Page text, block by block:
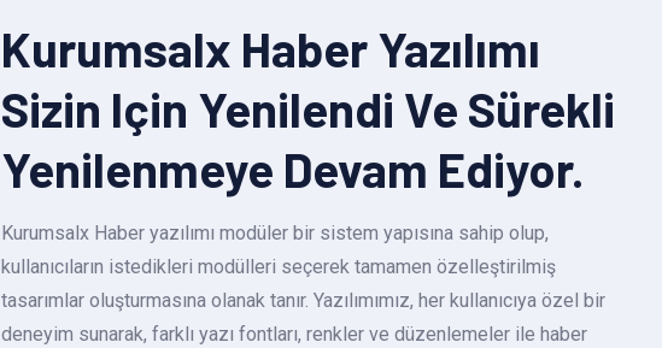
Kurumsalx Haber Yazılımı
Sizin Için Yenilendi Ve Sürekli
Yenilenmeye Devam Ediyor.
Kurumsalx Haber yazılımı modüler bir sistem yapısına sahip olup,
kullanıcıların istedikleri modülleri seçerek tamamen özelleştirilmiş
tasarımlar oluşturmasına olanak tanır. Yazılımımız, her kullanıcıya özel bir
deneyim sunarak, farklı yazı fontları, renkler ve düzenlemeler ile haber